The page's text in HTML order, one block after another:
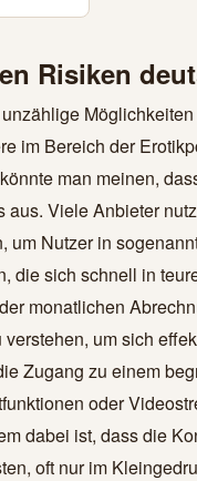
Risiken
im Bereich der
man meinen,
aus. Viele Anbieter
um Nutzer in
die sich schnell in
monatlichen
um sich
Zugang zu einem
oder
dabei ist, dass die
oft nur im